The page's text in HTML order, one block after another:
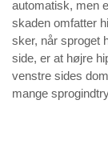
automatisk, men
skaden omfatter
sker, når sproget
side, er at højre
venstre sides
mange